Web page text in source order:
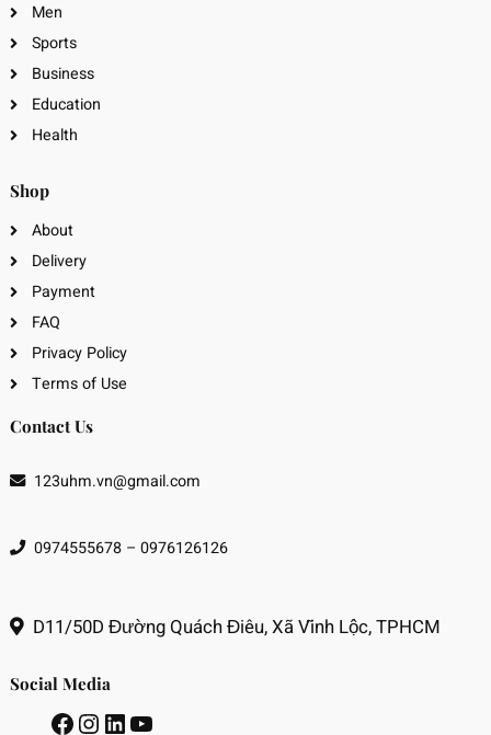
Men
Sports
Business
Education
Health
Shop
About
Delivery
Payment
FAQ
Privacy Policy
Terms of Use
Contact Us
123uhm.vn@gmail.com
0974555678 – 0976126126
D11/50D Đường Quách Điêu, Xã Vĩnh Lộc, TPHCM
Social Media
Facebook Instagram LinkedIn Youtube